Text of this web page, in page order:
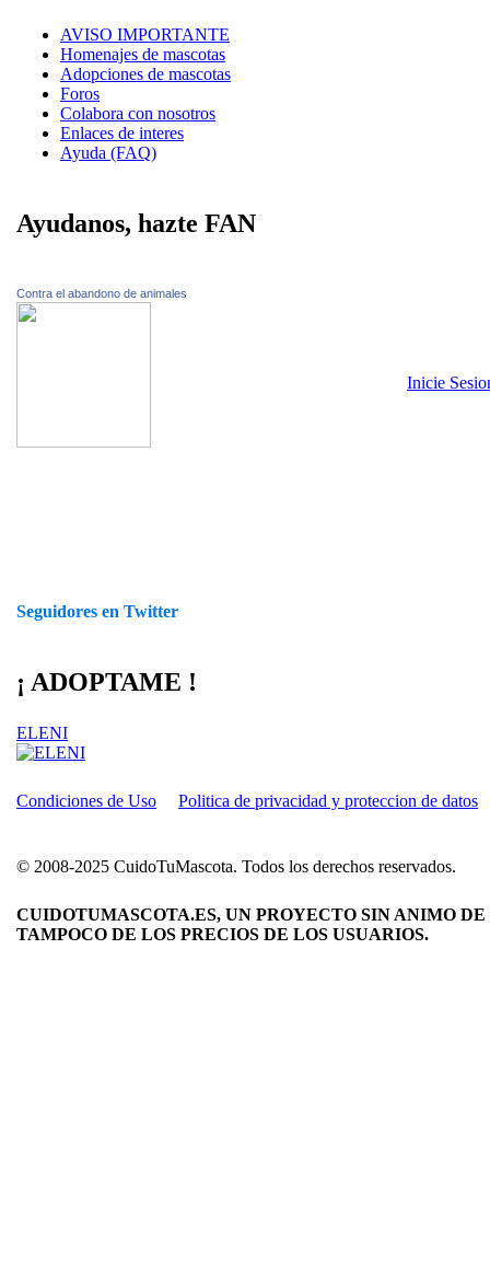
AVISO IMPORTANTE
Homenajes de mascotas
Adopciones de mascotas
Foros
Colabora con nosotros
Enlaces de interes
Ayuda (FAQ)
Ayudanos, hazte FAN
Contra el abandono de animales
Seguidores en Twitter
¡ ADOPTAME !
ELENI
Inicie
Condiciones de Uso Politica de privacidad y proteccion de datos
© 2008-2025 CuidoTuMascota. Todos los derechos reservados.
CUIDOTUMASCOTA.ES, UN PROYECTO SIN ANIMO
TAMPOCO DE LOS PRECIOS DE LOS USUARIOS.